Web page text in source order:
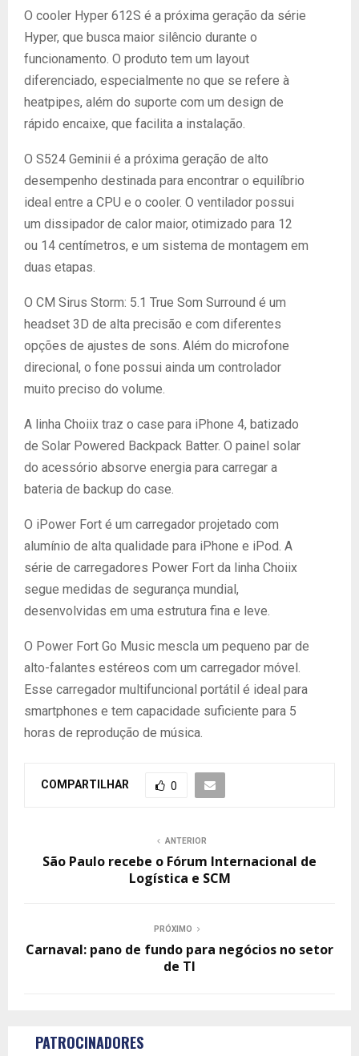
O cooler Hyper 612S é a próxima geração da série
Hyper, que busca maior silêncio durante o
funcionamento. O produto tem um layout
diferenciado, especialmente no que se refere à
heatpipes, além do suporte com um design de
rápido encaixe, que facilita a instalação.
O S524 Geminii é a próxima geração de alto
desempenho destinada para encontrar o equilíbrio
ideal entre a CPU e o cooler. O ventilador possui
um dissipador de calor maior, otimizado para 12
ou 14 centímetros, e um sistema de montagem em
duas etapas.
O CM Sirus Storm: 5.1 True Som Surround é um
headset 3D de alta precisão e com diferentes
opções de ajustes de sons. Além do microfone
direcional, o fone possui ainda um controlador
muito preciso do volume.
A linha Choiix traz o case para iPhone 4, batizado
de Solar Powered Backpack Batter. O painel solar
do acessório absorve energia para carregar a
bateria de backup do case.
O iPower Fort é um carregador projetado com
alumínio de alta qualidade para iPhone e iPod. A
série de carregadores Power Fort da linha Choiix
segue medidas de segurança mundial,
desenvolvidas em uma estrutura fina e leve.
O Power Fort Go Music mescla um pequeno par de
alto-falantes estéreos com um carregador móvel.
Esse carregador multifuncional portátil é ideal para
smartphones e tem capacidade suficiente para 5
horas de reprodução de música.
COMPARTILHAR 0
ANTERIOR
São Paulo recebe o Fórum Internacional de
Logística e SCM
PRÓXIMO
Carnaval: pano de fundo para negócios no setor
de TI
PATROCINADORES